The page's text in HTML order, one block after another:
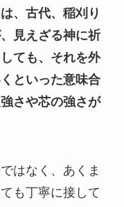
、古代、稲刈り
見えざる神に祈
ても、それを外
といった意味合
さや芯の強さが
はなく、あくま
も丁寧に接して